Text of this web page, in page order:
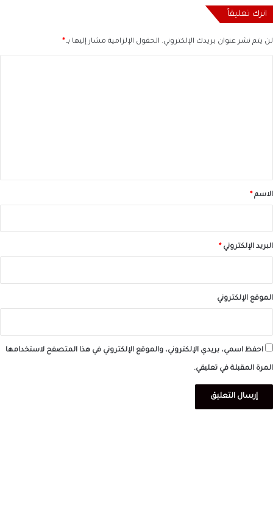
اترك تعليقاً
لن يتم نشر عنوان بريدك الإلكتروني. الحقول الإلزامية مشار إليها بـ*
*الاسم*
البريد الإلكتروني*
الموقع الإلكتروني
احفظ اسمي، بريدي الإلكتروني، والموقع الإلكتروني في هذا المتصفح لاستخدامها
المرة المقبلة في تعليقي.